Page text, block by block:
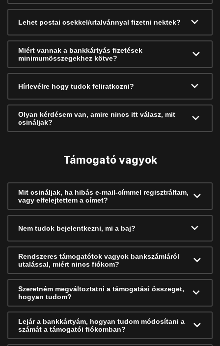
Lehet postai csekkel/utalvánnyal fizetni nektek?
Miért vannak a bankkártyás fizetések
minimumösszegekhez kötve?
Hírlevélre hogy tudok feliratkozni?
Olyan kérdésem van, amire nincs itt válasz, mit
csináljak?
Támogató vagyok
Mit csináljak, ha hibás e-mail-címmel regisztráltam,
vagy elfelejtettem a címet?
Nem tudok bejelentkezni, mi a baj?
Rendszeres támogatótok vagyok bankszámláról
utalással, miért nincs fiókom?
Szeretném megváltoztatni a támogatási összeget,
hogyan tudom?
Lejár a bankkártyám, hogyan tudom módosítani a
számát a támogatói fiókomban?